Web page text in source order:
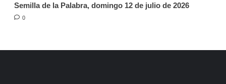
Semilla de la Palabra, domingo 12 de julio de 2026
0